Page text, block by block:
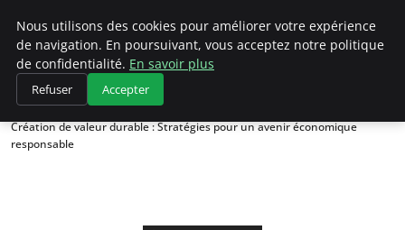
Climategatecountryclub.com
Accueil
Économie circulaire
Création de valeur durable : Stratégies pour un avenir économique
responsable
Nous utilisons des cookies pour améliorer votre expérience
de navigation. En poursuivant, vous acceptez notre politique
de confidentialité. En savoir plus
Refuser Accepter